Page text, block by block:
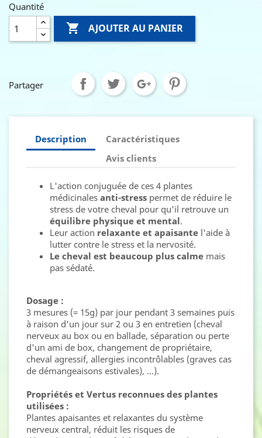
Quantité
 AJOUTER AU PANIER
Partager
Description
Caractéristiques
Avis clients
L'action conjuguée de ces 4 plantes
médicinales anti-stress permet de réduire le
stress de votre cheval pour qu'il retrouve un
équilibre physique et mental.
Leur action relaxante et apaisante l'aide à
lutter contre le stress et la nervosité.
Le cheval est beaucoup plus calme mais
pas sédaté.
Dosage :
3 mesures (= 15g) par jour pendant 3 semaines puis
à raison d'un jour sur 2 ou 3 en entretien (cheval
nerveux au box ou en ballade, séparation ou perte
d'un ami de box, changement de propriétaire,
cheval agressif, allergies incontrôlables (graves cas
de démangeaisons estivales), ...).
Propriétés et Vertus reconnues des plantes
utilisées :
Plantes apaisantes et relaxantes du système
nerveux central, réduit les risques de